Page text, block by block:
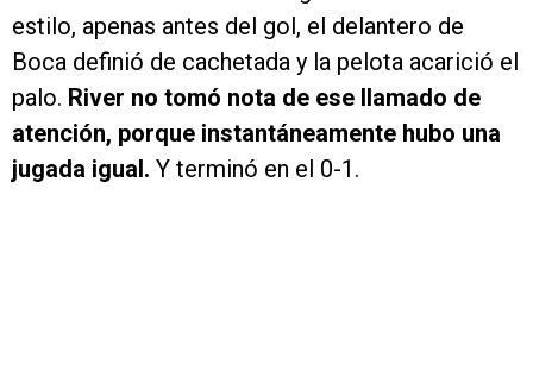
estilo, apenas antes del gol, el delantero de
Boca definió de cachetada y la pelota acarició el
palo. River no tomó nota de ese llamado de
atención, porque instantáneamente hubo una
jugada igual. Y terminó en el 0-1.